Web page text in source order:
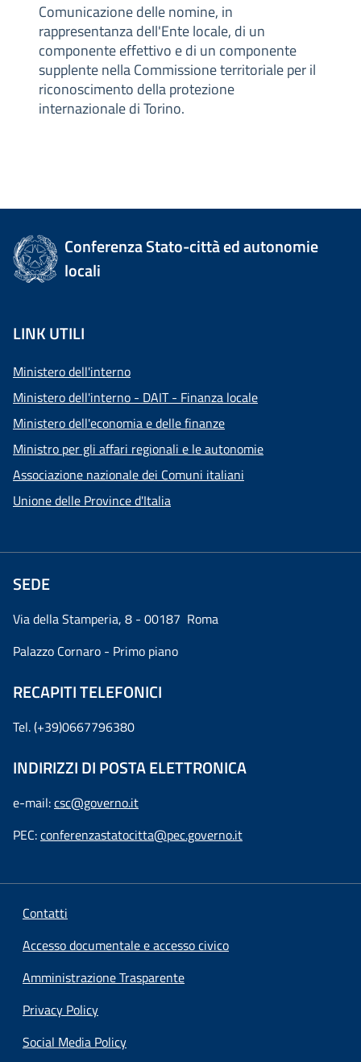
Comunicazione delle nomine, in
rappresentanza dell'Ente locale, di un
componente effettivo e di un componente
supplente nella Commissione territoriale per il
riconoscimento della protezione
internazionale di Torino.
Conferenza Stato-città ed autonomie
locali
LINK UTILI
Ministero dell'interno
Ministero dell'interno - DAIT - Finanza locale
Ministero dell'economia e delle finanze
Ministro per gli affari regionali e le autonomie
Associazione nazionale dei Comuni italiani
Unione delle Province d'Italia
SEDE
Via della Stamperia, 8 - 00187 Roma
Palazzo Cornaro - Primo piano
RECAPITI TELEFONICI
Tel. (+39)0667796380
INDIRIZZI DI POSTA ELETTRONICA
e-mail:csc@governo.it
PEC:conferenzastatocitta@pec.governo.it
Contatti
Accesso documentale e accesso civico
Amministrazione Trasparente
Privacy Policy
Social Media Policy